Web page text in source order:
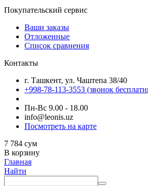
Покупательский сервис
Ваши заказы
Отложенные
Список сравнения
Контакты
г. Ташкент, ул. Чаштепа 38/40
+998-78-113-3553 (звонок
Пн-Вс 9.00 - 18.00
info@leonis.uz
Посмотреть на карте
7 784 сум
В корзину
Главная
Найти